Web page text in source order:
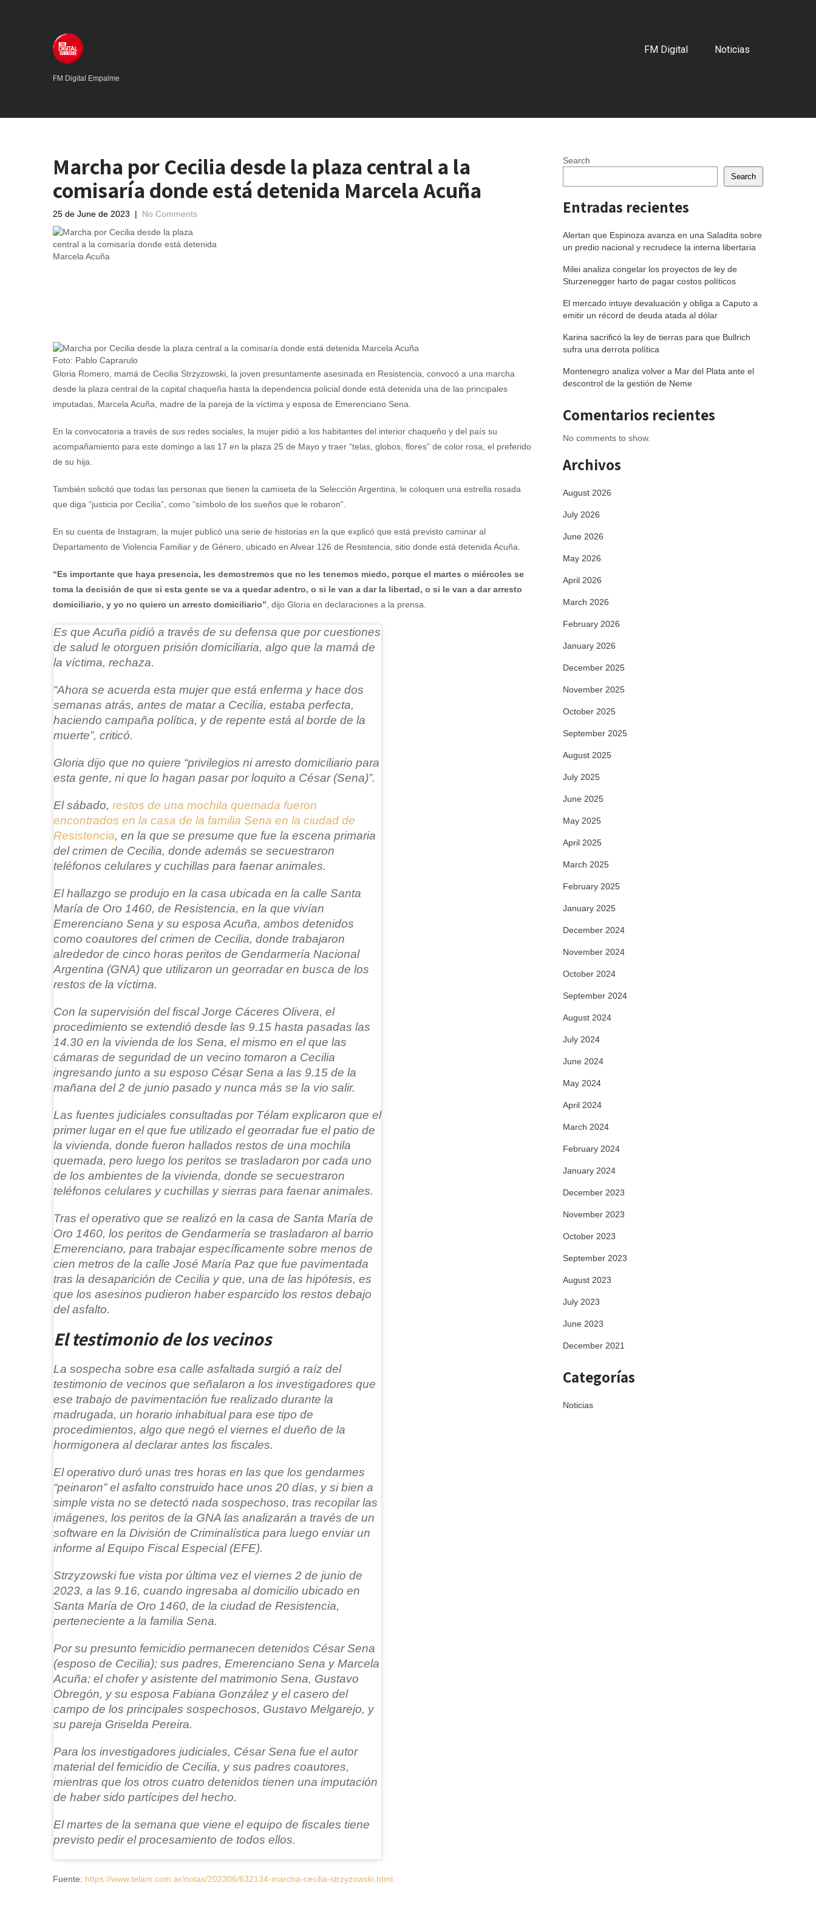
FM Digital Empalme
FM Digital Noticias
Marcha por Cecilia desde la plaza central a la
comisaría donde está detenida Marcela Acuña
25 de June de 2023 | No Comments
Foto: Pablo Caprarulo
Gloria Romero, mamá de Cecilia Strzyzowski, la joven presuntamente asesinada en Resistencia, convocó a una marcha
desde la plaza central de la capital chaqueña hasta la dependencia policial donde está detenida una de las principales
imputadas, Marcela Acuña, madre de la pareja de la víctima y esposa de Emerenciano Sena.
En la convocatoria a través de sus redes sociales, la mujer pidió a los habitantes del interior chaqueño y del país su
acompañamiento para este domingo a las 17 en la plaza 25 de Mayo y traer “telas, globos, flores” de color rosa, el preferido
de su hija.
También solicitó que todas las personas que tienen la camiseta de la Selección Argentina, le coloquen una estrella rosada
que diga “justicia por Cecilia”, como “símbolo de los sueños que le robaron”.
En su cuenta de Instagram, la mujer publicó una serie de historias en la que explicó que está previsto caminar al
Departamento de Violencia Familiar y de Género, ubicado en Alvear 126 de Resistencia, sitio donde está detenida Acuña.
“Es importante que haya presencia, les demostremos que no les tenemos miedo, porque el martes o miércoles se
toma la decisión de que si esta gente se va a quedar adentro, o si le van a dar la libertad, o si le van a dar arresto
domiciliario, y yo no quiero un arresto domiciliario”, dijo Gloria en declaraciones a la prensa.
Es que Acuña pidió a través de su defensa que por cuestiones
de salud le otorguen prisión domiciliaria, algo que la mamá de
la víctima, rechaza.
“Ahora se acuerda esta mujer que está enferma y hace dos
semanas atrás, antes de matar a Cecilia, estaba perfecta,
haciendo campaña política, y de repente está al borde de la
muerte”, criticó.
Gloria dijo que no quiere “privilegios ni arresto domiciliario para
esta gente, ni que lo hagan pasar por loquito a César (Sena)”.
El sábado, restos de una mochila quemada fueron
encontrados en la casa de la familia Sena en la ciudad de
Resistencia, en la que se presume que fue la escena primaria
del crimen de Cecilia, donde además se secuestraron
teléfonos celulares y cuchillas para faenar animales.
El hallazgo se produjo en la casa ubicada en la calle Santa
María de Oro 1460, de Resistencia, en la que vivían
Emerenciano Sena y su esposa Acuña, ambos detenidos
como coautores del crimen de Cecilia, donde trabajaron
alrededor de cinco horas peritos de Gendarmería Nacional
Argentina (GNA) que utilizaron un georradar en busca de los
restos de la víctima.
Con la supervisión del fiscal Jorge Cáceres Olivera, el
procedimiento se extendió desde las 9.15 hasta pasadas las
14.30 en la vivienda de los Sena, el mismo en el que las
cámaras de seguridad de un vecino tomaron a Cecilia
ingresando junto a su esposo César Sena a las 9.15 de la
mañana del 2 de junio pasado y nunca más se la vio salir.
Las fuentes judiciales consultadas por Télam explicaron que el
primer lugar en el que fue utilizado el georradar fue el patio de
la vivienda, donde fueron hallados restos de una mochila
quemada, pero luego los peritos se trasladaron por cada uno
de los ambientes de la vivienda, donde se secuestraron
teléfonos celulares y cuchillas y sierras para faenar animales.
Tras el operativo que se realizó en la casa de Santa María de
Oro 1460, los peritos de Gendarmería se trasladaron al barrio
Emerenciano, para trabajar específicamente sobre menos de
cien metros de la calle José María Paz que fue pavimentada
tras la desaparición de Cecilia y que, una de las hipótesis, es
que los asesinos pudieron haber esparcido los restos debajo
del asfalto.
El testimonio de los vecinos
La sospecha sobre esa calle asfaltada surgió a raíz del
testimonio de vecinos que señalaron a los investigadores que
ese trabajo de pavimentación fue realizado durante la
madrugada, un horario inhabitual para ese tipo de
procedimientos, algo que negó el viernes el dueño de la
hormigonera al declarar antes los fiscales.
El operativo duró unas tres horas en las que los gendarmes
“peinaron” el asfalto construido hace unos 20 días, y si bien a
simple vista no se detectó nada sospechoso, tras recopilar las
imágenes, los peritos de la GNA las analizarán a través de un
software en la División de Criminalística para luego enviar un
informe al Equipo Fiscal Especial (EFE).
Strzyzowski fue vista por última vez el viernes 2 de junio de
2023, a las 9.16, cuando ingresaba al domicilio ubicado en
Santa María de Oro 1460, de la ciudad de Resistencia,
perteneciente a la familia Sena.
Por su presunto femicidio permanecen detenidos César Sena
(esposo de Cecilia); sus padres, Emerenciano Sena y Marcela
Acuña; el chofer y asistente del matrimonio Sena, Gustavo
Obregón, y su esposa Fabiana González y el casero del
campo de los principales sospechosos, Gustavo Melgarejo, y
su pareja Griselda Pereira.
Para los investigadores judiciales, César Sena fue el autor
material del femicidio de Cecilia, y sus padres coautores,
mientras que los otros cuatro detenidos tienen una imputación
de haber sido partícipes del hecho.
El martes de la semana que viene el equipo de fiscales tiene
previsto pedir el procesamiento de todos ellos.
Fuente: https://www.telam.com.ar/notas/202306/632134-marcha-cecilia-strzyzowski.html
Search
Search
Entradas recientes
Alertan que Espinoza avanza en una Saladita sobre
un predio nacional y recrudece la interna libertaria
Milei analiza congelar los proyectos de ley de
Sturzenegger harto de pagar costos políticos
El mercado intuye devaluación y obliga a Caputo a
emitir un récord de deuda atada al dólar
Karina sacrificó la ley de tierras para que Bullrich
sufra una derrota política
Montenegro analiza volver a Mar del Plata ante el
descontrol de la gestión de Neme
Comentarios recientes
No comments to show.
Archivos
August 2026
July 2026
June 2026
May 2026
April 2026
March 2026
February 2026
January 2026
December 2025
November 2025
October 2025
September 2025
August 2025
July 2025
June 2025
May 2025
April 2025
March 2025
February 2025
January 2025
December 2024
November 2024
October 2024
September 2024
August 2024
July 2024
June 2024
May 2024
April 2024
March 2024
February 2024
January 2024
December 2023
November 2023
October 2023
September 2023
August 2023
July 2023
June 2023
December 2021
Categorías
Noticias